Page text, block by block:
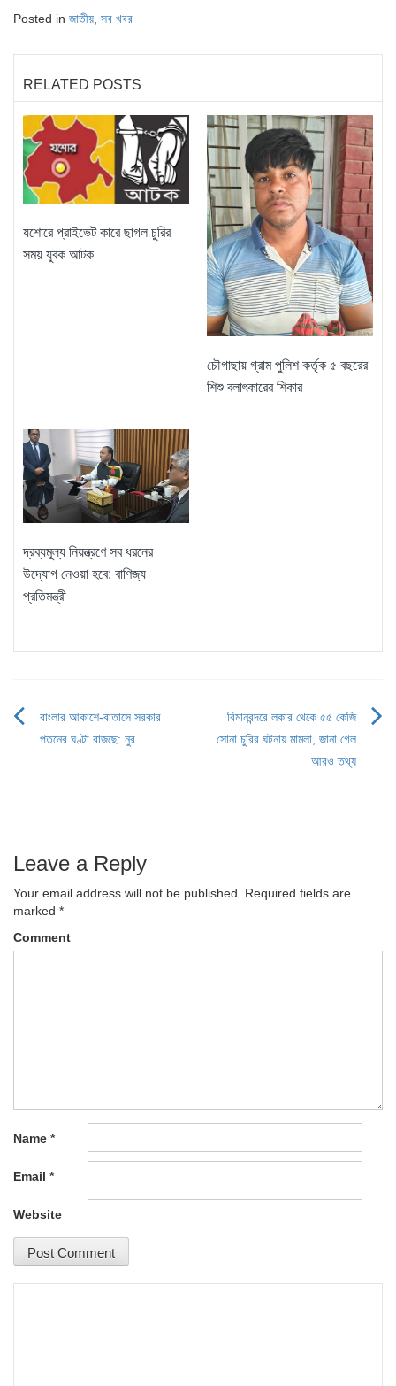
Posted in জাতীয় সব খবর
RELATED POSTS
যশোরে প্রাইভেট কারে ছাগল চুরির
সময় যুবক আটক
চৌগাছায় গ্রাম পুলিশ কর্তৃক ৫ বছরের
শিশু বলাৎকারের শিকার
দ্রব্যমূল্য নিয়ন্ত্রণে সব ধরনের
উদ্যোগ নেওয়া হবে: বাণিজ্য
প্রতিমন্ত্রী
Post
বাংলার আকাশে-বাতাসে সরকার
পতনের ঘণ্টা বাজছে: নুর
বিমানবন্দরে লকার থেকে ৫৫ কেজি
সোনা চুরির ঘটনায় মামলা, জানা গেল
আরও তথ্য
Leave a Reply
Your email address will not be published. Required fields are
marked *
Comment
Name *
Email *
Website